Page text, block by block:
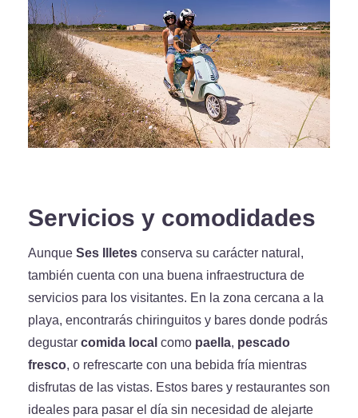
Servicios y comodidades
Aunque Ses Illetes conserva su carácter natural,
también cuenta con una buena infraestructura de
servicios para los visitantes. En la zona cercana a la
playa, encontrarás chiringuitos y bares donde podrás
degustar comida local como paella, pescado
fresco, o refrescarte con una bebida fría mientras
disfrutas de las vistas. Estos bares y restaurantes son
ideales para pasar el día sin necesidad de alejarte